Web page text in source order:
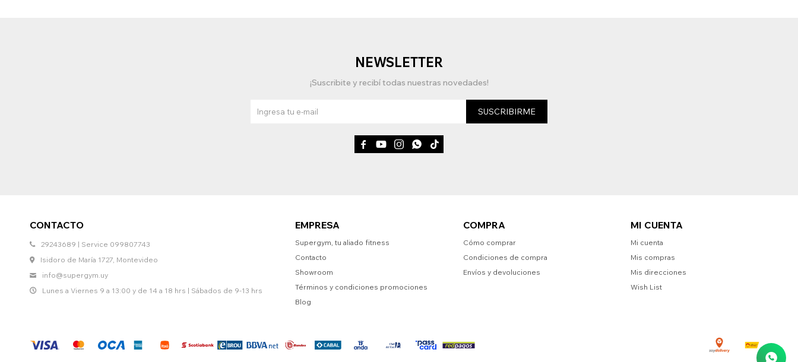
CONTACTO
29243689 | Service 099807743
Isidoro de María 1727, Montevideo
info@supergym.uy
Lunes a Viernes 9 a 13:00 y de 14 a 18 hrs | Sábados de 9-13 hrs
EMPRESA
Supergym, tu aliado fitness
Contacto
Showroom
Términos y condiciones promociones
Blog
COMPRA
Cómo comprar
Condiciones de compra
Envíos y devoluciones
MI CUENTA
Mi cuenta
Mis compras
Mis direcciones
Wish List
NEWSLETTER
¡Suscribite y recibí todas nuestras novedades!
SUSCRIBIRME
    